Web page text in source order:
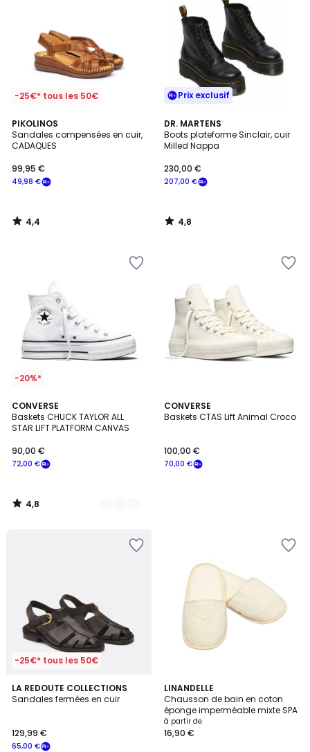
-25€* tous les 50€
PIKOLINOS
Sandales compensées en cuir,
CADAQUES
49,98 €
99,95 €
4,4
/ 5
4,4
/
Prix exclusif
DR. MARTENS
Boots plateforme Sinclair, cuir
Milled Nappa
207,00 €
230,00 €
4,8
/ 5
4,8
/
-20%*
CONVERSE
Baskets CHUCK TAYLOR ALL
STAR LIFT PLATFORM CANVAS
72,00 €
90,00 €
4,8
/ 5
2
Couleurs
4,8
/
CONVERSE
Baskets CTAS Lift Animal Croco
70,00 €
100,00 €
-25€* tous les 50€
LA REDOUTE COLLECTIONS
Sandales fermées en cuir
65,00 €
129,99 €
4,2
/ 5
2
Couleurs
LINANDELLE
Chausson de bain en coton
éponge imperméable mixte SPA
à partir de
16,90 €
4
/
5
12
Couleurs